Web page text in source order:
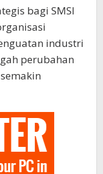
bagi SMSI
industri
perubahan